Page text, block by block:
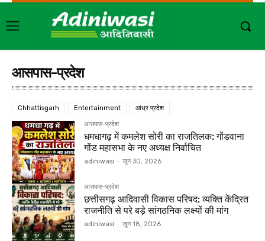
आसपास-प्रदेश
Chhattisgarh Entertainment आंध्र प्रदेश
आसपास-प्रदेश
धमधागढ़ में कमलेश सोरी का राजतिलक: गोंडवाना
गोंड महासभा के नए अध्यक्ष निर्वाचित
adiniwasi - जून 30, 2026
आसपास-प्रदेश
छत्तीसगढ़ आदिवासी विकास परिषद: व्यक्ति केंद्रित
राजनीति से परे बड़े सांगठनिक लक्ष्यों की मांग
adiniwasi - जून 18, 2026